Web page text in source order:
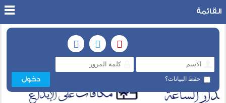
حفظ البيانات؟
القائمة